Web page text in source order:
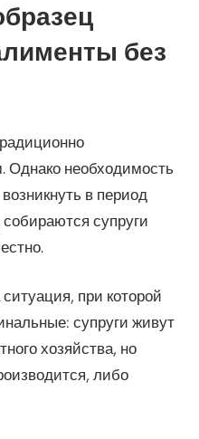
без
Однако необходимость
в период
собираются супруги
при которой
супруги живут
хозяйства, но
либо